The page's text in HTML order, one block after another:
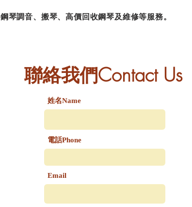
琴調音、搬琴、高價回收鋼琴及維修等服務。
​聯絡我們Contact Us
姓名Name
電話Phone
Email